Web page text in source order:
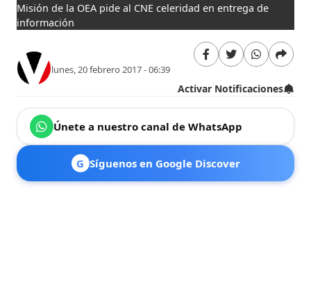
Misión de la OEA pide al CNE celeridad en entrega de
información
lunes, 20 febrero 2017 - 06:39
Activar Notificaciones
Únete a nuestro canal de WhatsApp
G Síguenos en Google Discover